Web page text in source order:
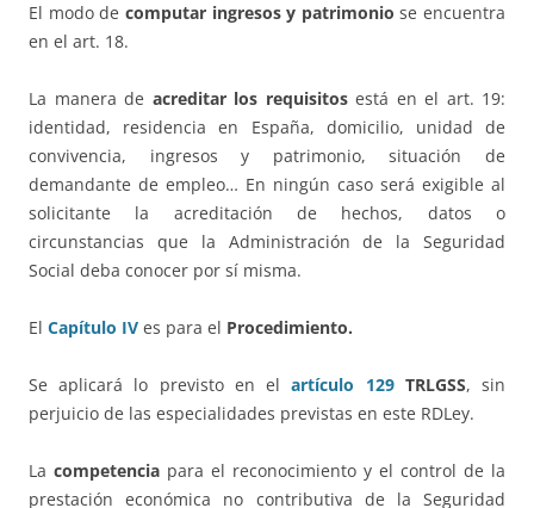
El modo de computar ingresos y patrimoniose encuentra
en el art. 18.
La manera de acreditar los requisitosestá en el art. 19:
identidad, residencia en España, domicilio, unidad de
convivencia, ingresos y patrimonio, situación de
demandante de empleo… En ningún caso será exigible al
solicitante la acreditación de hechos, datos o
circunstancias que la Administración de la Seguridad
Social deba conocer por sí misma.
El Capítulo IV es para el Procedimiento.
Se aplicará lo previsto en elartículo 129TRLGSS, sin
perjuicio de las especialidades previstas en este RDLey.
La competencia para el reconocimiento y el control de la
prestación económica no contributiva de la Seguridad